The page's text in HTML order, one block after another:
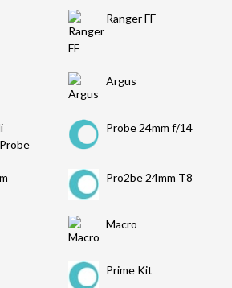
Ranger FF
Argus
Probe 24mm f/14
Pro2be 24mm T8
Macro
Prime Kit